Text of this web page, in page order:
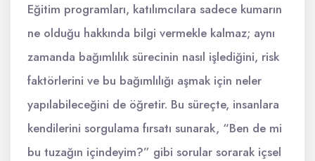
Eğitim programları, katılımcılara sadece kumarın
ne olduğu hakkında bilgi vermekle kalmaz; aynı
zamanda bağımlılık sürecinin nasıl işlediğini, risk
faktörlerini ve bu bağımlılığı aşmak için neler
yapılabileceğini de öğretir. Bu süreçte, insanlara
kendilerini sorgulama fırsatı sunarak, “Ben de mi
bu tuzağın içindeyim?” gibi sorular sorarak içsel